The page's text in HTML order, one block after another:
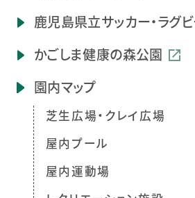
鹿児島県立サッカー・ラグ
かごしま健康の森公園
園内マップ
芝生広場・クレイ広場
屋内プール
屋内運動場